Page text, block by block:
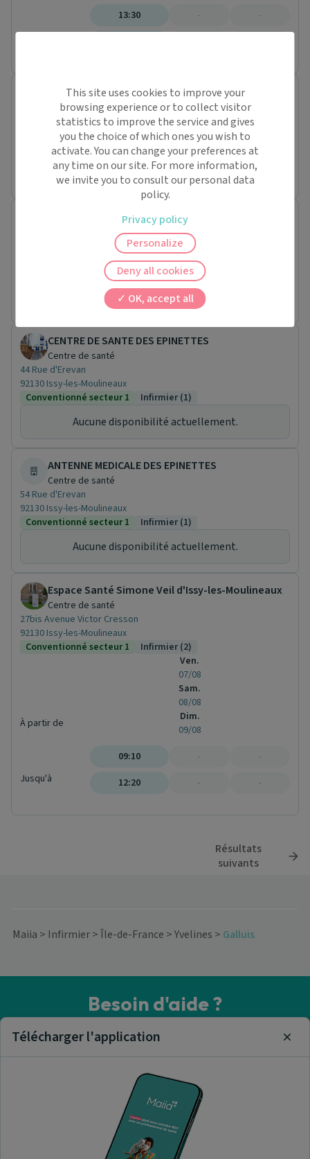
13:30
-
-
CDS PRINCIPAL DES MUREAUX
Centre de santé
46 Rue Paul Doumer
78130 Les Mureaux
Conventionné secteur 1
Infirmier (1)
Pas de rendez-vous en ligne pour ce praticien.
Centre de Santé de CERGY
20 Rue du Chemin de Fer
Conventionné secteur 1
Infirmier (1)
Aucune disponibilité actuellement.
CENTRE DE SANTE DES EPINETTES
Centre de santé
44 Rue d'Erevan
92130 Issy-les-Moulineaux
Conventionné secteur 1
Infirmier (1)
Aucune disponibilité actuellement.
ANTENNE MEDICALE DES EPINETTES
Centre de santé
54 Rue d'Erevan
92130 Issy-les-Moulineaux
Conventionné secteur 1
Infirmier (1)
Aucune disponibilité actuellement.
Espace Santé Simone Veil d'Issy-les-Moulineaux
Centre de santé
27bis Avenue Victor Cresson
92130 Issy-les-Moulineaux
Conventionné secteur 1
Infirmier (2)
À partir de
Jusqu'à
Ven.
07/08
Sam.
08/08
Dim.
09/08
09:10
12:20
-
-
-
-
Résultats
suivants
Maiia > Infirmier>Île-de-France >Yvelines > Galluis
Besoin d'aide ?
Visitez notre centre de support ou contactez-nous !
Trouver un infirmier
Télécharger l'application
This site uses cookies to improve your
browsing experience or to collect visitor
statistics to improve the service and gives
you the choice of which ones you wish to
activate. You can change your preferences at
any time on our site. For more information,
we invite you to consult our personal data
policy.
OK, accept all
Deny all cookies
Personalize
Privacy policy